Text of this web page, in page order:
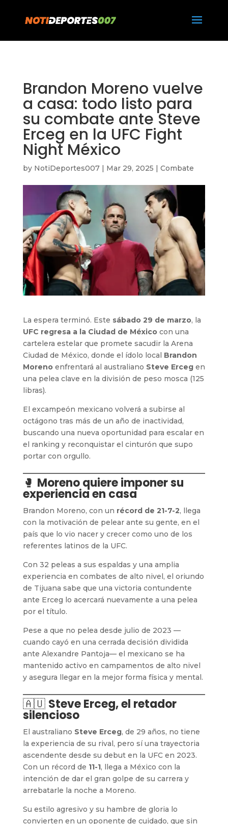
Brandon Moreno vuelve
a casa: todo listo para
su combate ante Steve
Erceg en la UFC Fight
Night México
by NotiDeportes007| Mar 29, 2025 | Combate
La espera terminó. Este sábado 29 de marzo, la
UFC regresa a la Ciudad de Méxicocon una
cartelera estelar que promete sacudir la Arena
Ciudad de México, donde el ídolo local Brandon
Morenoenfrentará al australiano Steve Ercegen
una pelea clave en la división de peso mosca (125
libras).
El excampeón mexicano volverá a subirse al
octágono tras más de un año de inactividad,
buscando una nueva oportunidad para escalar en
el ranking y reconquistar el cinturón que supo
portar con orgullo.
🥊 Moreno quiere imponer su
experiencia en casa
Brandon Moreno, con un récord de 21-7-2, llega
con la motivación de pelear ante su gente, en el
país que lo vio nacer y crecer como uno de los
referentes latinos de la UFC.
Con 32 peleas a sus espaldas y una amplia
experiencia en combates de alto nivel, el oriundo
de Tijuana sabe que una victoria contundente
ante Erceg lo acercará nuevamente a una pelea
por el título.
Pese a que no pelea desde julio de 2023 —
cuando cayó en una cerrada decisión dividida
ante Alexandre Pantoja— el mexicano se ha
mantenido activo en campamentos de alto nivel
y asegura llegar en la mejor forma física y mental.
🇦🇺 Steve Erceg, el retador
silencioso
El australiano Steve Erceg, de 29 años, no tiene
la experiencia de su rival, pero sí una trayectoria
ascendente desde su debut en la UFC en 2023.
Con un récord de 11-1, llega a México con la
intención de dar el gran golpe de su carrera y
arrebatarle la noche a Moreno.
Su estilo agresivo y su hambre de gloria lo
convierten en un oponente de cuidado, que sin